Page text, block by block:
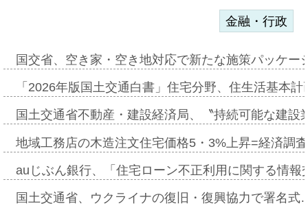
金融・行政
国交省、空き家・空き地対応で新たな施策パッケ
「2026年版国土交通白書」住宅分野、住生活基本
国土交通省不動産・建設経済局、〝持続可能な建
地域工務店の木造注文住宅価格5・3%上昇=経済調
auじぶん銀行、「住宅ローン不正利用に関する情
国土交通省、ウクライナの復旧・復興協力で署名